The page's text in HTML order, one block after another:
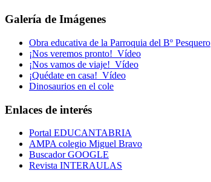
Galería de Imágenes
Obra educativa de la Parroquia del Bº Pesquero
¡Nos veremos pronto!_Vídeo
¡Nos vamos de viaje!_Vídeo
¡Quédate en casa!_Vídeo
Dinosaurios en el cole
Enlaces de interés
Portal EDUCANTABRIA
AMPA colegio Miguel Bravo
Buscador GOOGLE
Revista INTERAULAS